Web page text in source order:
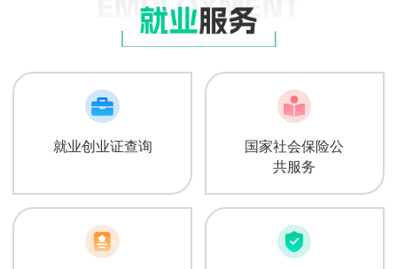
就业创业证查询
国家社会保险公
共服务